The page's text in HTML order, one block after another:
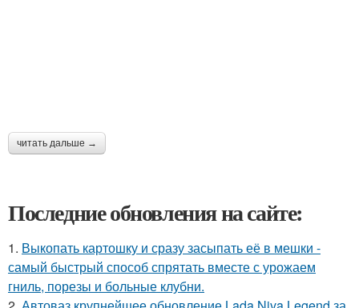
читать дальше →
Последние обновления на сайте:
1. Выкопать картошку и сразу засыпать её в мешки -
самый быстрый способ спрятать вместе с урожаем
гниль, порезы и больные клубни.